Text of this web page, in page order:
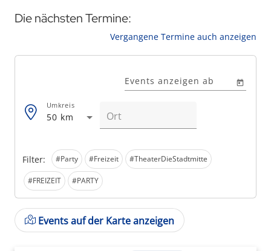
Die nächsten Termine:
Vergangene Termine auch anzeigen
Filter: #Party #Freizeit #TheaterDieStadtmitte
#FREIZEIT #PARTY
Events anzeigen ab
50 km
Umkreis
Events auf der Karte anzeigen